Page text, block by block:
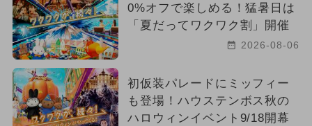
0%オフで楽しめる！猛暑日は
「夏だってワクワク割」開催
2026-08-06
初仮装パレードにミッフィー
も登場！ハウステンボス秋の
ハロウィンイベント9/18開幕